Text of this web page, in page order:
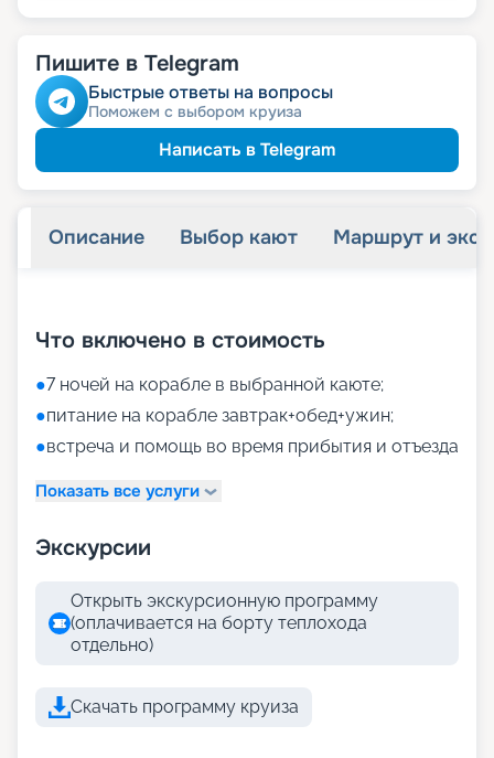
Пишите в Telegram
Быстрые ответы на вопросы
Поможем с выбором круиза
Написать в Telegram
Описание Выбор кают Маршрут и
Что включено в стоимость
●7 ночей на корабле в выбранной каюте;
●питание на корабле завтрак+обед+ужин;
●встреча и помощь во время прибытия и отъезда
Показать все услуги
Экскурсии
Открыть экскурсионную программу
(оплачивается на борту теплохода
отдельно)
Скачать программу круиза